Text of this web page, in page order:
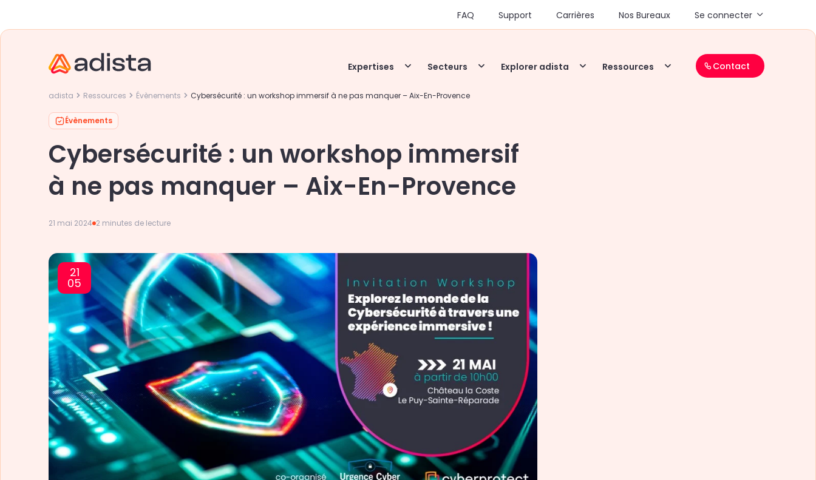
FAQ Support Carrières Nos Bureaux Se connecter
Expertises Secteurs Explorer adista Ressources Contact
adista Ressources Évènements Cybersécurité : un workshop immersif à ne pas manquer – Aix-En-Provence
Évènements
Cybersécurité : un workshop immersif
à ne pas manquer – Aix-En-Provence
21 mai 2024 2 minutes de lecture
21
05